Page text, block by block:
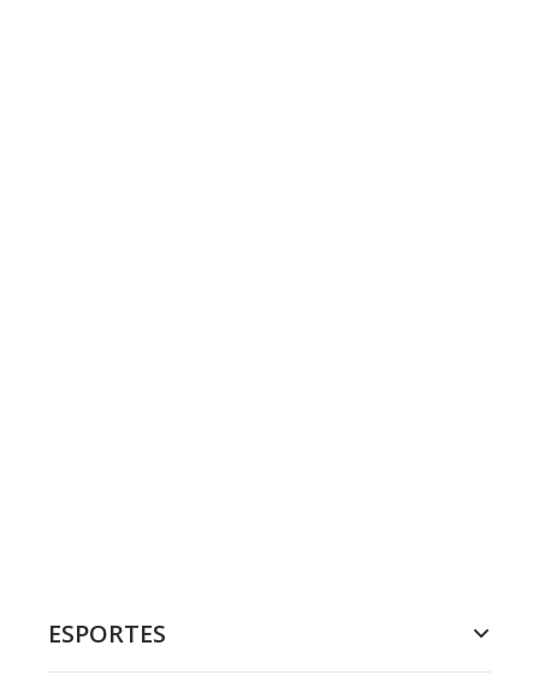
ESPORTES